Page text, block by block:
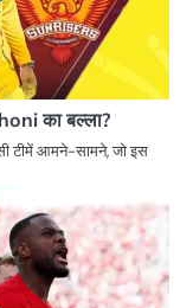
का बल्ला?
टीमें आमने-सामने, जो इस